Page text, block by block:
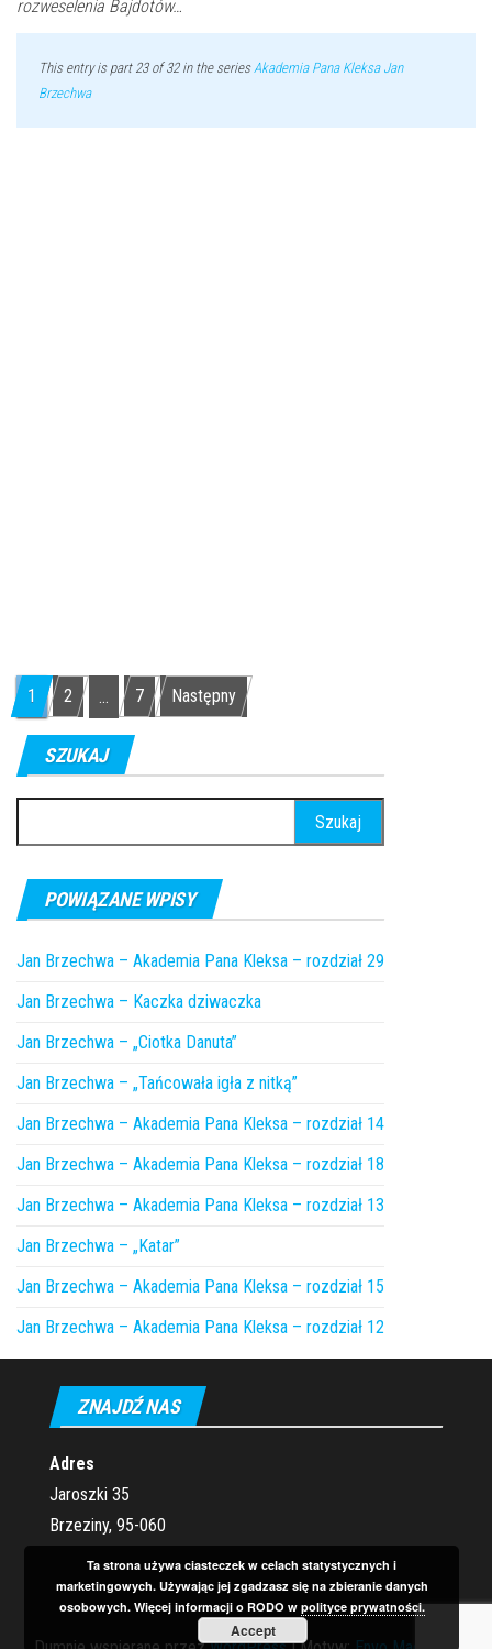
rozweselenia Bajdotów…
This entry is part 23 of 32 in the series Akademia Pana Kleksa Jan
Brzechwa
Nawigacja po wpisach
1 2 7 Następny
SZUKAJ
POWIĄZANE WPISY
Jan Brzechwa – Akademia Pana Kleksa – rozdział 29
Jan Brzechwa – Kaczka dziwaczka
Jan Brzechwa – „Ciotka Danuta”
Jan Brzechwa – „Tańcowała igła z nitką”
Jan Brzechwa – Akademia Pana Kleksa – rozdział 14
Jan Brzechwa – Akademia Pana Kleksa – rozdział 18
Jan Brzechwa – Akademia Pana Kleksa – rozdział 13
Jan Brzechwa – „Katar”
Jan Brzechwa – Akademia Pana Kleksa – rozdział 15
Jan Brzechwa – Akademia Pana Kleksa – rozdział 12
ZNAJDŹ NAS
Adres
Jaroszki 35
Brzeziny, 95-060
Ta strona używa ciasteczek w celach statystycznych i
marketingowych. Używając jej zgadzasz się na zbieranie danych
osobowych. Więcej informacji o RODO w polityce prywatności.
Accept